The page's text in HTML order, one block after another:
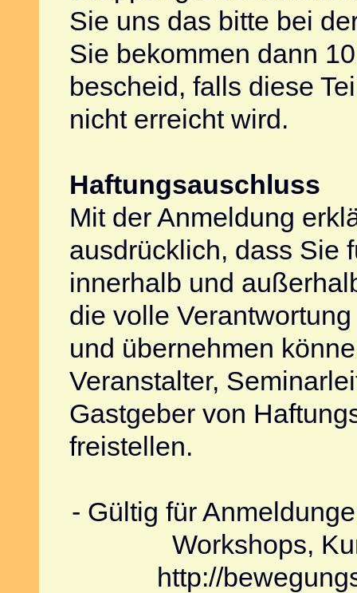
Sie uns das bitte bei
Sie bekommen dann
bescheid, falls diese
nicht erreicht wird.
Haftungsauschluss
Mit der Anmeldung
ausdrücklich, dass Sie
innerhalb und
die volle
und übernehmen
Veranstalter,
Gastgeber von
freistellen.
- Gültig für
Workshops,
http://